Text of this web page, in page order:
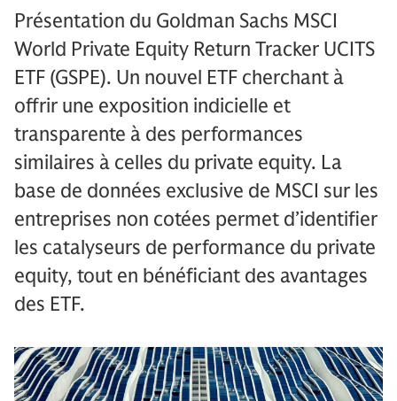
Présentation du Goldman Sachs MSCI
World Private Equity Return Tracker UCITS
ETF (GSPE). Un nouvel ETF cherchant à
offrir une exposition indicielle et
transparente à des performances
similaires à celles du private equity. La
base de données exclusive de MSCI sur les
entreprises non cotées permet d’identifier
les catalyseurs de performance du private
equity, tout en bénéficiant des avantages
des ETF.